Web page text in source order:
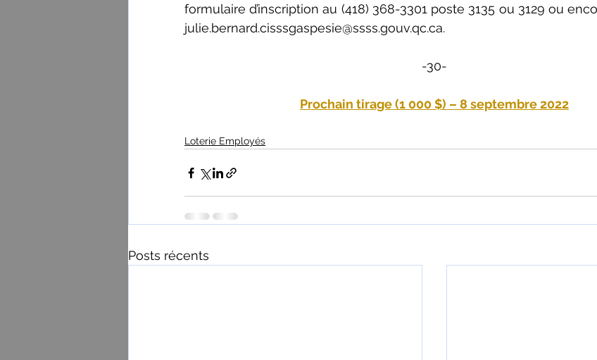
julie.bernard.cisssgaspesie@ssss.gouv.qc.ca.
-30-
Prochain tirage (1 000 $) – 8 septembre 2022
Loterie Employés
Posts récents